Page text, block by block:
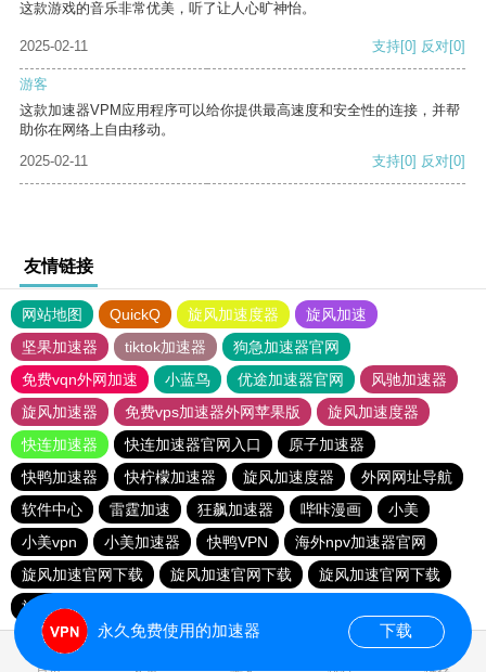
这款游戏的音乐非常优美，听了让人心旷神怡。
2025-02-11 支持[0] 反对[0]
游客
这款加速器VPM应用程序可以给你提供最高速度和安全性的连接，并帮
助你在网络上自由移动。
2025-02-11
支持[0] 反对[0]
友情链接
网站地图 QuickQ 旋风加速度器
旋风加速
坚果加速器
tiktok加速器
狗急加速器官网
免费vqn外网加速
小蓝鸟 优途加速器官网
风驰加速器
旋风加速器
免费vps加速器外网苹果版
旋风加速度器
快连加速器
快连加速器官网入口
原子加速器
快鸭加速器
快柠檬加速器 旋风加速度器
外网网址导航
软件中心
雷霆加速 狂飙加速器 哔咔漫画
小美
小美vpn
小美加速器 快鸭VPN
海外npv加速器官网
旋风加速官网下载
旋风加速官网下载
旋风加速官网下载
旋风加速官网下载
永久免费使用的加速器 下载